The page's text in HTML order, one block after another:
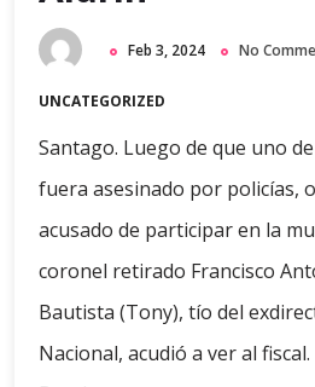
Feb 3, 2024 No
UNCATEGORIZED
Santago. Luego de que uno
fuera asesinado por policías,
acusado de participar en la
coronel retirado Francisco
Bautista (Tony), tío del
Nacional, acudió a ver al